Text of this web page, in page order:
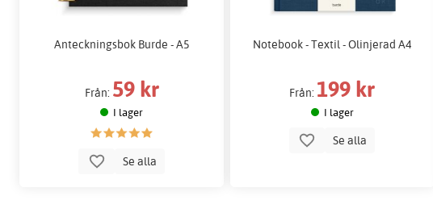
Anteckningsbok Burde - A5
Från: 59 kr
I lager
Se alla
Notebook - Textil - Olinjerad A4
Från: 199 kr
I lager
Se alla